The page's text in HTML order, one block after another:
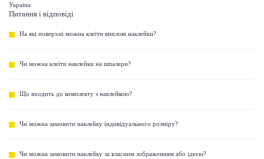
Україна
Питання і відповіді
На які поверхні можна клеїти вінілові наклейки?
Чи можна клеїти наклейки на шпалери?
Що входить до комплекту з наклейкою?
Чи можна замовити наклейку індивідуального розміру?
Чи можна замовити наклейку за власним зображенням або ідеєю?